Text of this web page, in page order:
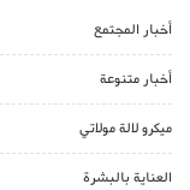
أخبار المجتمع
أخبار متنوعة
ميكرو لالة مولاتي
العناية بالبشرة